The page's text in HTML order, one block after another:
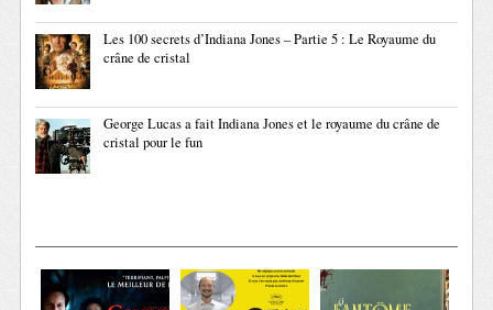
Les 100 secrets d’Indiana Jones – Partie 5 : Le Royaume du
crâne de cristal
George Lucas a fait Indiana Jones et le royaume du crâne de
cristal pour le fun